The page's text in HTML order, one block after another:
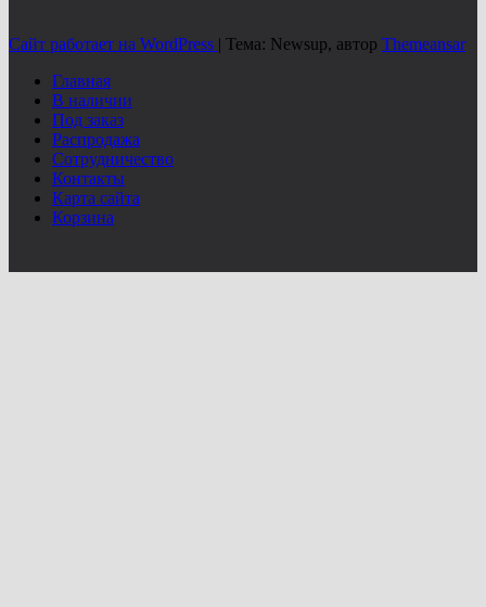
Сайт работает на WordPress | Тема: Newsup, автор Themeansar
Главная
В наличии
Под заказ
Распродажа
Сотрудничество
Контакты
Карта сайта
Корзина